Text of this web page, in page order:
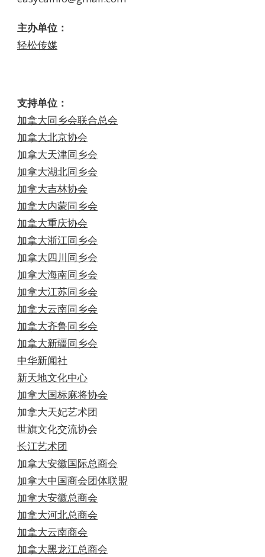
主办单位：
轻松传媒
支持单位：
加拿大同乡会联合总会
加拿大北京协会
加拿大天津同乡会
加拿大湖北同乡会
加拿大吉林协会
加拿大内蒙同乡会
加拿大重庆协会
加拿大浙江同乡会
加拿大四川同乡会
加拿大海南同乡会
加拿大江苏同乡会
加拿大云南同乡会
加拿大齐鲁同乡会
加拿大新疆同乡会
中华新闻社
新天地文化中心
加拿大国标麻将协会
加拿大天妃艺术团
世旗文化交流协会
长江艺术团
加拿大安徽国际总商会
加拿大中国商会团体联盟
加拿大安徽总商会
加拿大河北总商会
加拿大云南商会
加拿大黑龙江总商会